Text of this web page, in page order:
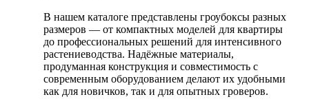
В нашем каталоге представлены гроубоксы разных
размеров — от компактных моделей для квартиры
до профессиональных решений для интенсивного
растениеводства. Надёжные материалы,
продуманная конструкция и совместимость с
современным оборудованием делают их удобными
как для новичков, так и для опытных гроверов.